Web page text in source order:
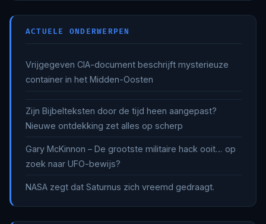
ACTUELE ONDERWERPEN
Vrijgegeven CIA-document beschrijft mysterieuze
container in het Midden-Oosten
Zijn Bijbelteksten door de tijd heen aangepast?
Nieuwe ontdekking zet alles op scherp
Gary McKinnon – De grootste militaire hack ooit… op
zoek naar UFO-bewijs?
NASA zegt dat Saturnus zich vreemd gedraagt.